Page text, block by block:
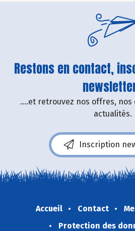
Restons en contact,
....et retrouvez nos offres, nos
actualités.
Inscription
Accueil Contact
Protection des